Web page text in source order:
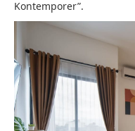
Kontemporer”.